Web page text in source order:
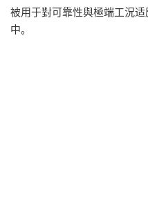
被用于對可靠性與極端工況
中。